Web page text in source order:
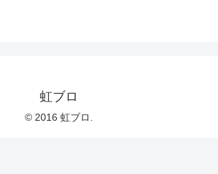
虹ブロ
© 2016 虹ブロ.